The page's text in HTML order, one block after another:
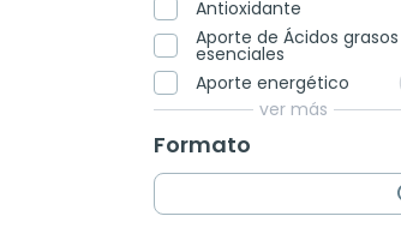
Antioxidante
Aporte de Ácidos grasos
esenciales
Aporte energético
ver más
Formato